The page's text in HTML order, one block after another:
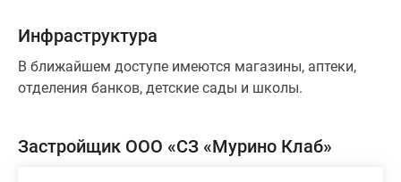
Инфраструктура
В ближайшем доступе имеются магазины, аптеки,
отделения банков, детские сады и школы.
Застройщик ООО «СЗ «Мурино Клаб»